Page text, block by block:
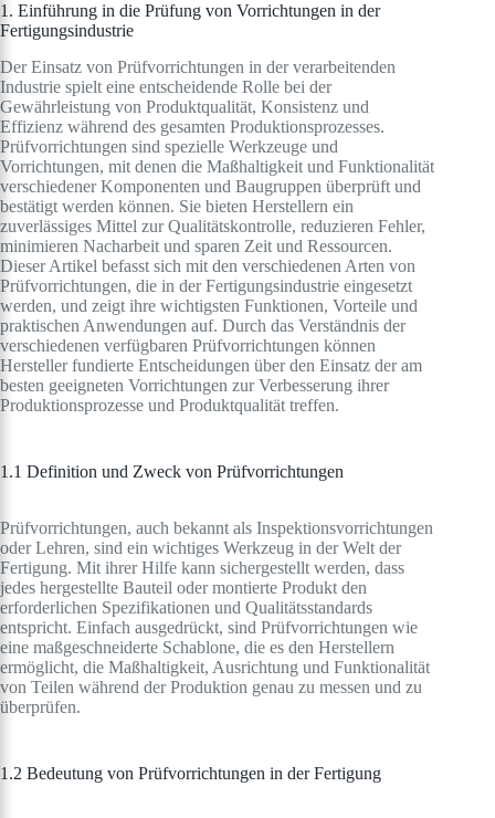
1. Einführung in die Prüfung von Vorrichtungen in der
Fertigungsindustrie
Der Einsatz von Prüfvorrichtungen in der verarbeitenden
Industrie spielt eine entscheidende Rolle bei der
Gewährleistung von Produktqualität, Konsistenz und
Effizienz während des gesamten Produktionsprozesses.
Prüfvorrichtungen sind spezielle Werkzeuge und
Vorrichtungen, mit denen die Maßhaltigkeit und Funktionalität
verschiedener Komponenten und Baugruppen überprüft und
bestätigt werden können. Sie bieten Herstellern ein
zuverlässiges Mittel zur Qualitätskontrolle, reduzieren Fehler,
minimieren Nacharbeit und sparen Zeit und Ressourcen.
Dieser Artikel befasst sich mit den verschiedenen Arten von
Prüfvorrichtungen, die in der Fertigungsindustrie eingesetzt
werden, und zeigt ihre wichtigsten Funktionen, Vorteile und
praktischen Anwendungen auf. Durch das Verständnis der
verschiedenen verfügbaren Prüfvorrichtungen können
Hersteller fundierte Entscheidungen über den Einsatz der am
besten geeigneten Vorrichtungen zur Verbesserung ihrer
Produktionsprozesse und Produktqualität treffen.
1.1 Definition und Zweck von Prüfvorrichtungen
Prüfvorrichtungen, auch bekannt als Inspektionsvorrichtungen
oder Lehren, sind ein wichtiges Werkzeug in der Welt der
Fertigung. Mit ihrer Hilfe kann sichergestellt werden, dass
jedes hergestellte Bauteil oder montierte Produkt den
erforderlichen Spezifikationen und Qualitätsstandards
entspricht. Einfach ausgedrückt, sind Prüfvorrichtungen wie
eine maßgeschneiderte Schablone, die es den Herstellern
ermöglicht, die Maßhaltigkeit, Ausrichtung und Funktionalität
von Teilen während der Produktion genau zu messen und zu
überprüfen.
1.2 Bedeutung von Prüfvorrichtungen in der Fertigung